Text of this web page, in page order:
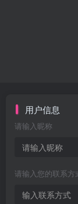
用户信息
请输入昵称
请输入您的联系方